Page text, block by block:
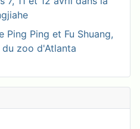
Ping Ping et Fu Shuang,
zoo d'Atlanta